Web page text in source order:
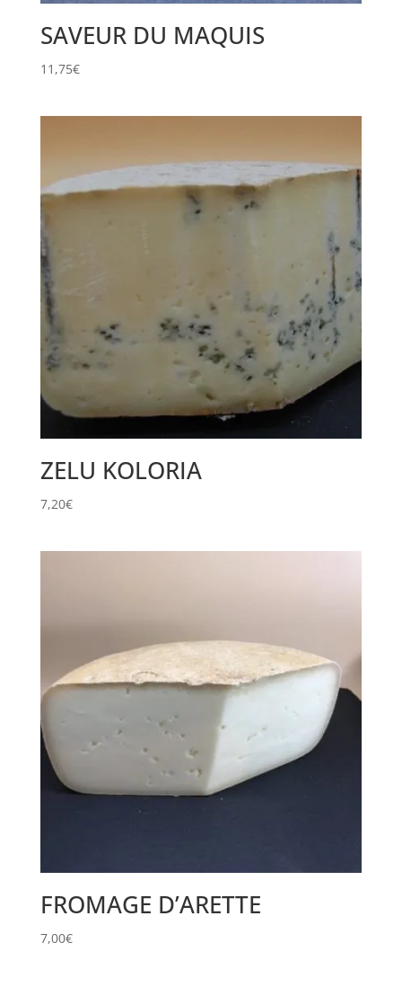
SAVEUR DU MAQUIS
11,75€
ZELU KOLORIA
7,20€
FROMAGE D’ARETTE
7,00€